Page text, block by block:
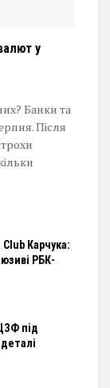
у
Банки та
Після
Карчука:
РБК-
під